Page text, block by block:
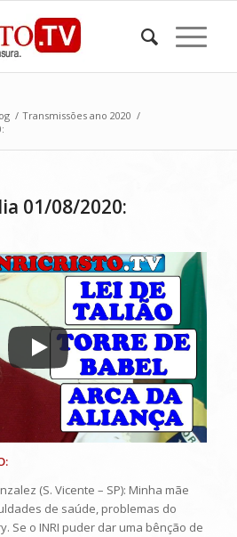
/ Transmissões ano 2020 /
01/08/2020:
(S. Vicente – SP): Minha mãe
de saúde, problemas do
Se o INRI puder dar uma bênção de